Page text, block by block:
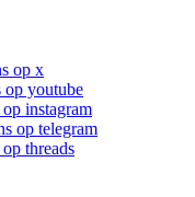
op x
op youtube
instagram
op telegram
threads